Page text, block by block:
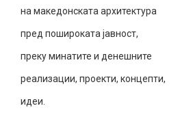
на македонската архитектура
пред пошироката јавност,
преку минатите и денешните
реализации, проекти, концепти,
идеи.